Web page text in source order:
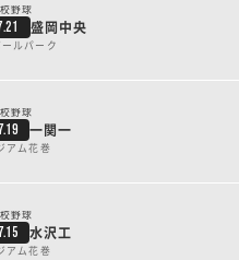
野球
盛岡中央
ルパーク
野球
一関一
アム花巻
野球
水沢工
アム花巻